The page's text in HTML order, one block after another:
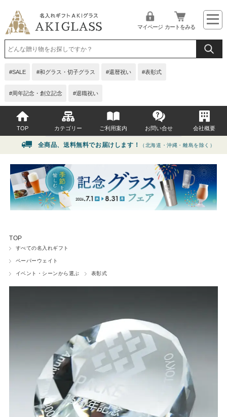
SALE 和グラス・切子グラス 還暦祝い 表彰式
周年記念・創立記念 退職祝い
マイページ カートをみる
TOP カテゴリー
イベント・シーンから選ぶ
贈る相手から選ぶ
価格から選ぶ
ウェルカムボード
ペーパーウェイト
小物入れ
ご利用案内 お問い合せ
よくある質問
会社概要
全商品、送料無料でお届けします！ （北海道・沖縄・離島を除く）
TOP
すべての名入れギフト
ペーパーウェイト
イベント・シーンから選ぶ 表彰式